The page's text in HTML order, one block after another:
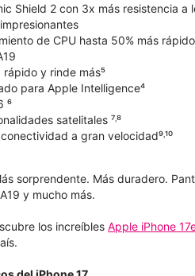
Shield 2 con 3x más resistencia a
de CPU hasta 50% más rápido
rápido y rinde más⁵
para Apple Intelligence⁴
⁶
satelitales ⁷˒⁸
a gran velocidad⁹˒¹⁰
sorprendente. Más duradero.
y mucho más.
los increíbles Apple iPhone